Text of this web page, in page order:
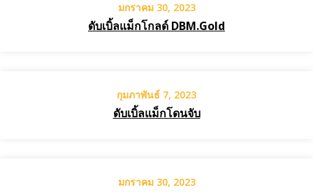
มกราคม 30, 2023
ดับเบิ้ลแม็กโกลด์ DBM.Gold
กุมภาพันธ์ 7, 2023
ดับเบิ้ลแม็กโดนจับ
มกราคม 30, 2023